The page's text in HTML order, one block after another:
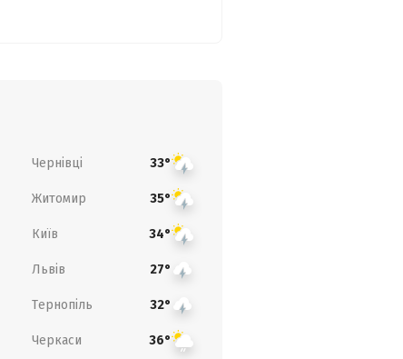
Чернівці 33°
Житомир 35°
Київ 34°
Львів 27°
Тернопіль 32°
Черкаси 36°